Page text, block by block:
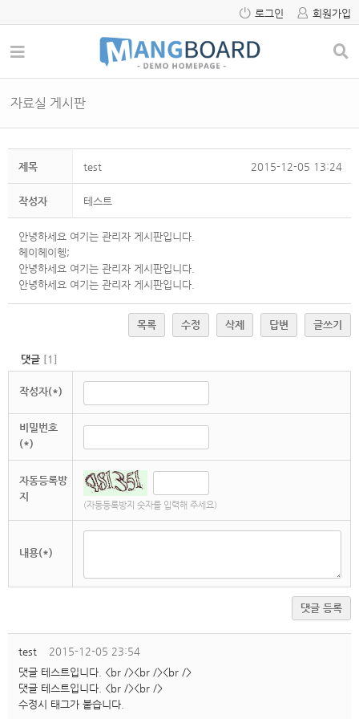
로그인 회원가입
자료실 게시판
제목 test 2015-12-05 13:24
작성자 테스트
안녕하세요 여기는 관리자 게시판입니다.
헤이헤이헹;
안녕하세요 여기는 관리자 게시판입니다.
안녕하세요 여기는 관리자 게시판입니다.
목록 수정 삭제 답변 글쓰기
댓글 [ 1 ]
작성자(*)
비밀번호
(*)
자동등록방
지
(자동등록방지 숫자를 입력해 주세요)
내용(*)
댓글 등록
test
2015-12-05 23:54
댓글 테스트입니다. <br /><br /><br />
댓글 테스트입니다. <br /><br />
수정시 태그가 붙습니다.